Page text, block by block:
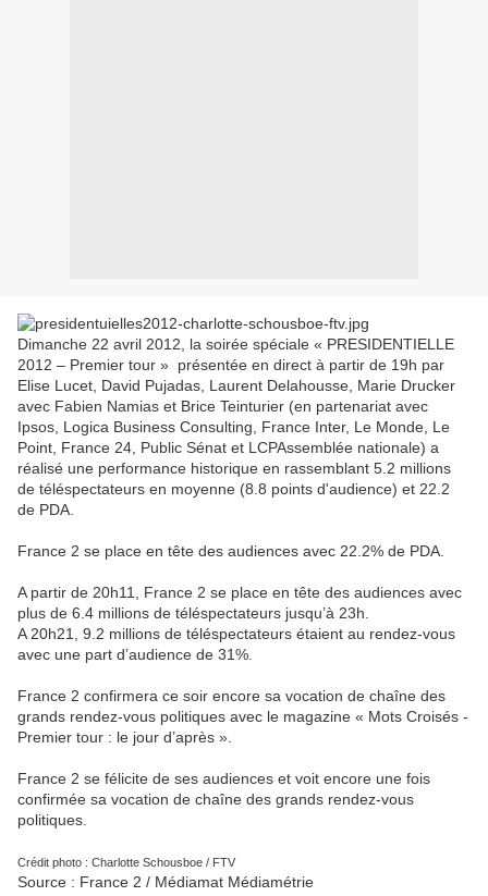
Dimanche 22 avril 2012, la soirée spéciale « PRESIDENTIELLE
2012 – Premier tour » présentée en direct à partir de 19h par
Elise Lucet, David Pujadas, Laurent Delahousse, Marie Drucker
avec Fabien Namias et Brice Teinturier (en partenariat avec
Ipsos, Logica Business Consulting, France Inter, Le Monde, Le
Point, France 24, Public Sénat et LCPAssemblée nationale) a
réalisé une performance historique en rassemblant 5.2 millions
de téléspectateurs en moyenne (8.8 points d'audience) et 22.2
de PDA.
France 2 se place en tête des audiences avec 22.2% de PDA.
A partir de 20h11, France 2 se place en tête des audiences avec
plus de 6.4 millions de téléspectateurs jusqu’à 23h.
A 20h21, 9.2 millions de téléspectateurs étaient au rendez-vous
avec une part d’audience de 31%.
France 2 confirmera ce soir encore sa vocation de chaîne des
grands rendez-vous politiques avec le magazine « Mots Croisés -
Premier tour : le jour d’après ».
France 2 se félicite de ses audiences et voit encore une fois
confirmée sa vocation de chaîne des grands rendez-vous
politiques.
Crédit photo : Charlotte Schousboe / FTV
Source : France 2 / Médiamat Médiamétrie